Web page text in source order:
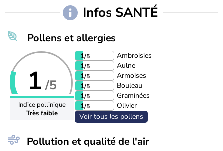
Infos SANTÉ
Pollens et allergies
1 /5
Indice pollinique
Très faible
1/5
Ambroisies
1/5
Aulne
1/5
Armoises
1/5
Bouleau
1/5
Graminées
1/5
Olivier
Voir tous les pollens
Pollution et qualité de l'air